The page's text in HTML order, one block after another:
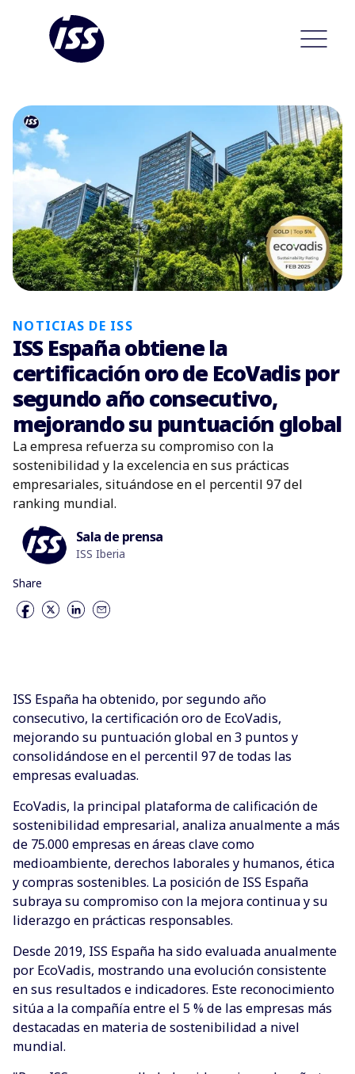
NOTICIAS DE ISS
ISS España obtiene la
certificación oro de EcoVadis por
segundo año consecutivo,
mejorando su puntuación global
La empresa refuerza su compromiso con la
sostenibilidad y la excelencia en sus prácticas
empresariales, situándose en el percentil 97 del
ranking mundial.
Sala de prensa
ISS Iberia
Share
ISS España ha obtenido, por segundo año
consecutivo, la certificación oro de EcoVadis,
mejorando su puntuación global en 3 puntos y
consolidándose en el percentil 97 de todas las
empresas evaluadas.
EcoVadis, la principal plataforma de calificación de
sostenibilidad empresarial, analiza anualmente a más
de 75.000 empresas en áreas clave como
medioambiente, derechos laborales y humanos, ética
y compras sostenibles. La posición de ISS España
subraya su compromiso con la mejora continua y su
liderazgo en prácticas responsables.
Desde 2019, ISS España ha sido evaluada anualmente
por EcoVadis, mostrando una evolución consistente
en sus resultados e indicadores. Este reconocimiento
sitúa a la compañía entre el 5 % de las empresas más
destacadas en materia de sostenibilidad a nivel
mundial.